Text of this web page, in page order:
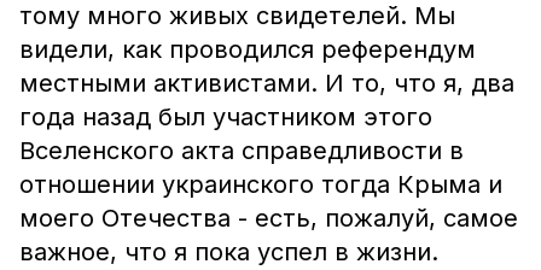
тому много живых свидетелей. Мы
видели, как проводился референдум
местными активистами. И то, что я, два
года назад был участником этого
Вселенского акта справедливости в
отношении украинского тогда Крыма и
моего Отечества - есть, пожалуй, самое
важное, что я пока успел в жизни.